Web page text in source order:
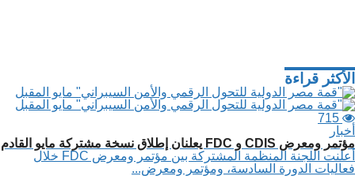
الأكثر قراءة
715
أخبار
مؤتمر ومعرض CDIS و FDC يعلنان إطلاق نسخة مشتركة مايو القادم
أعلنت اللجنة المنظمة المشتركة بين مؤتمر ومعرض FDC خلال
فعاليات الدورة السادسة، ومؤتمر ومعرض...